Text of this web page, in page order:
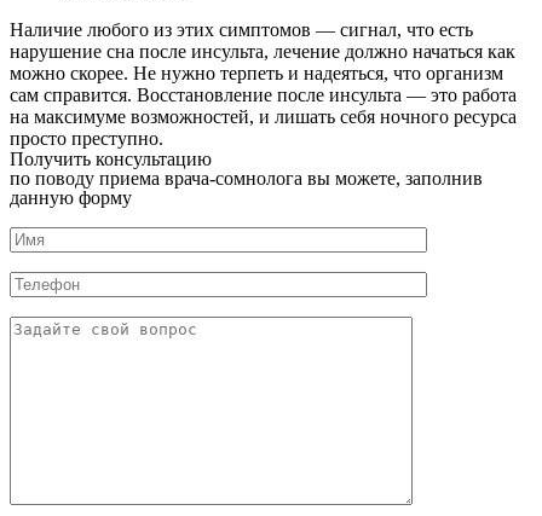
Наличие любого из этих симптомов — сигнал, что есть
нарушение сна после инсульта, лечение должно начаться как
можно скорее. Не нужно терпеть и надеяться, что организм
сам справится. Восстановление после инсульта — это работа
на максимуме возможностей, и лишать себя ночного ресурса
просто преступно.
Получить консультацию
по поводу приема врача-сомнолога вы можете, заполнив
данную форму